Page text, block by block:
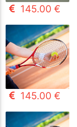
145.00 €
145.00 €